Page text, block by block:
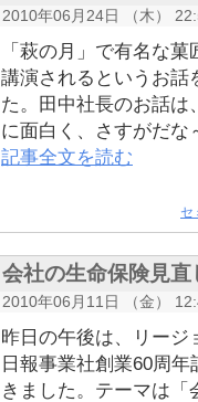
2010年06月24日 （木）
「萩の月」で有名な
講演されるというお話
た。田中社長のお話は
に面白く、さすがだ
記事全文を読む
セ
会社の生命保険見直
2010年06月11日 （金）
昨日の午後は、リー
日報事業社創業60周
きました。テーマは